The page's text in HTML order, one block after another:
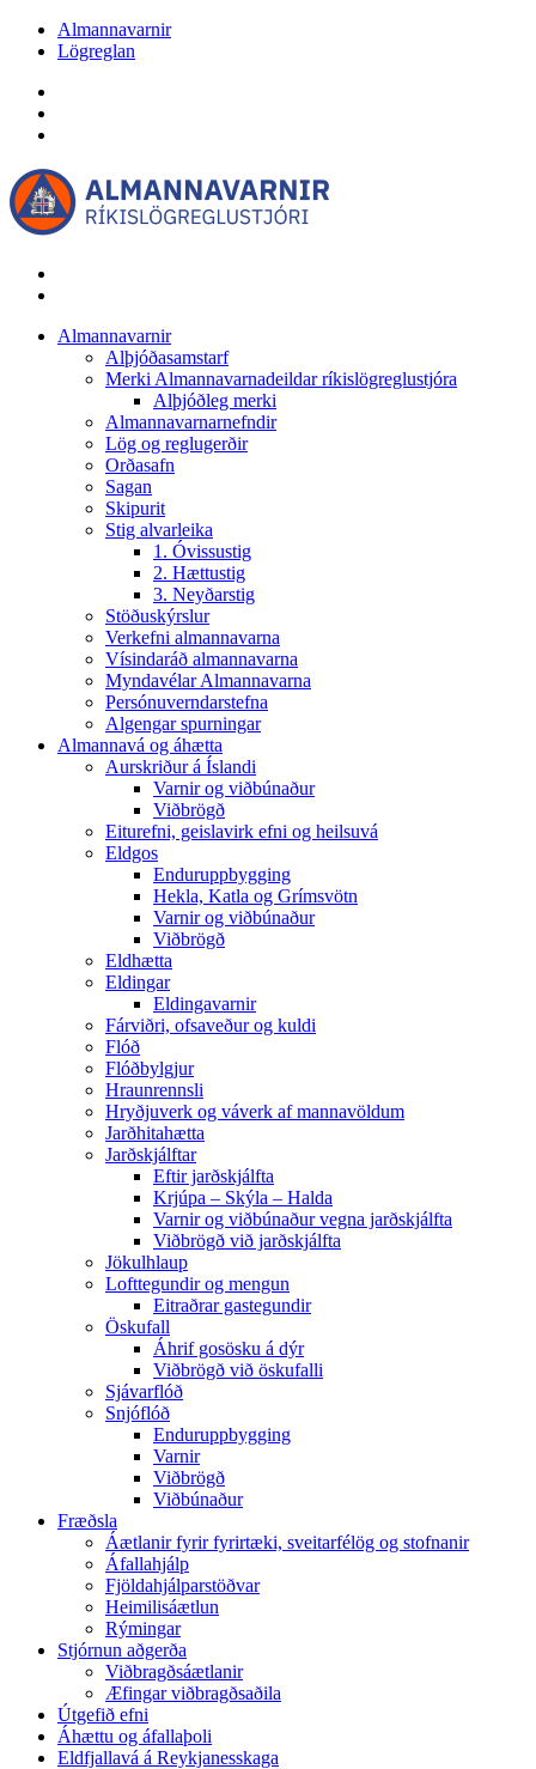
Almannavarnir
Lögreglan
Almannavarnir
Alþjóðasamstarf
Merki Almannavarnadeildar ríkislögreglustjóra
Alþjóðleg merki
Almannavarnarnefndir
Lög og reglugerðir
Orðasafn
Sagan
Skipurit
Stig alvarleika
1. Óvissustig
2. Hættustig
3. Neyðarstig
Stöðuskýrslur
Verkefni almannavarna
Vísindaráð almannavarna
Myndavélar Almannavarna
Persónuverndarstefna
Algengar spurningar
Almannavá og áhætta
Aurskriður á Íslandi
Varnir og viðbúnaður
Viðbrögð
Eiturefni, geislavirk efni og heilsuvá
Eldgos
Enduruppbygging
Hekla, Katla og Grímsvötn
Varnir og viðbúnaður
Viðbrögð
Eldhætta
Eldingar
Eldingavarnir
Fárviðri, ofsaveður og kuldi
Flóð
Flóðbylgjur
Hraunrennsli
Hryðjuverk og váverk af mannavöldum
Jarðhitahætta
Jarðskjálftar
Eftir jarðskjálfta
Krjúpa – Skýla – Halda
Varnir og viðbúnaður vegna jarðskjálfta
Viðbrögð við jarðskjálfta
Jökulhlaup
Lofttegundir og mengun
Eitraðrar gastegundir
Öskufall
Áhrif gosösku á dýr
Viðbrögð við öskufalli
Sjávarflóð
Snjóflóð
Enduruppbygging
Varnir
Viðbrögð
Viðbúnaður
Fræðsla
Áætlanir fyrir fyrirtæki, sveitarfélög og stofnanir
Áfallahjálp
Fjöldahjálparstöðvar
Heimilisáætlun
Rýmingar
Stjórnun aðgerða
Viðbragðsáætlanir
Æfingar viðbragðsaðila
Útgefið efni
Áhættu og áfallaþoli
Eldfjallavá á Reykjanesskaga